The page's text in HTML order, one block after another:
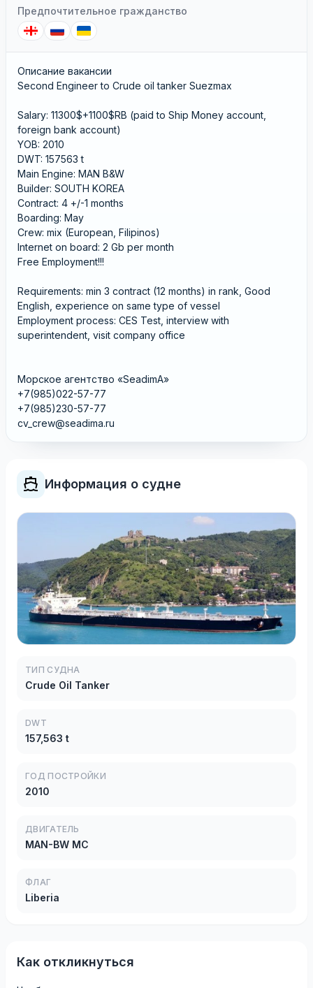
Предпочтительное гражданство
Описание вакансии
Second Engineer to Crude oil tanker Suezmax
Salary: 11300$+1100$RB (paid to Ship Money account,
foreign bank account)
YOB: 2010
DWT: 157563 t
Main Engine: MAN B&W
Builder: SOUTH KOREA
Contract: 4 +/-1 months
Boarding: May
Crew: mix (European, Filipinos)
Internet on board: 2 Gb per month
Free Employment!!!
Requirements: min 3 contract (12 months) in rank, Good
English, experience on same type of vessel
Employment process: CES Test, interview with
superintendent, visit company office
Морское агентство «SeadimA»
+7(985)022-57-77
+7(985)230-57-77
cv_crew@seadima.ru
Информация о судне
ТИП СУДНА
Crude Oil Tanker
DWT
157,563 t
ГОД ПОСТРОЙКИ
2010
ДВИГАТЕЛЬ
MAN-BW MC
ФЛАГ
Liberia
Как откликнуться